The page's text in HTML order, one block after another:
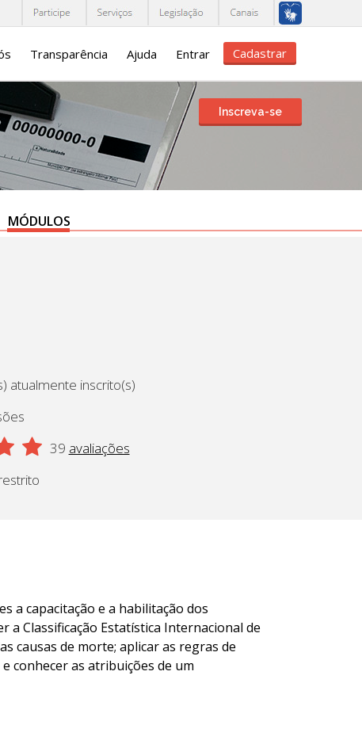
Transparência Ajuda Entrar Cadastrar
Inscreva-se
MÓDULOS
atualmente inscrito(s)
39 avaliações
a capacitação e a habilitação dos
a Classificação Estatística Internacional de
causas de morte; aplicar as regras de
conhecer as atribuições de um